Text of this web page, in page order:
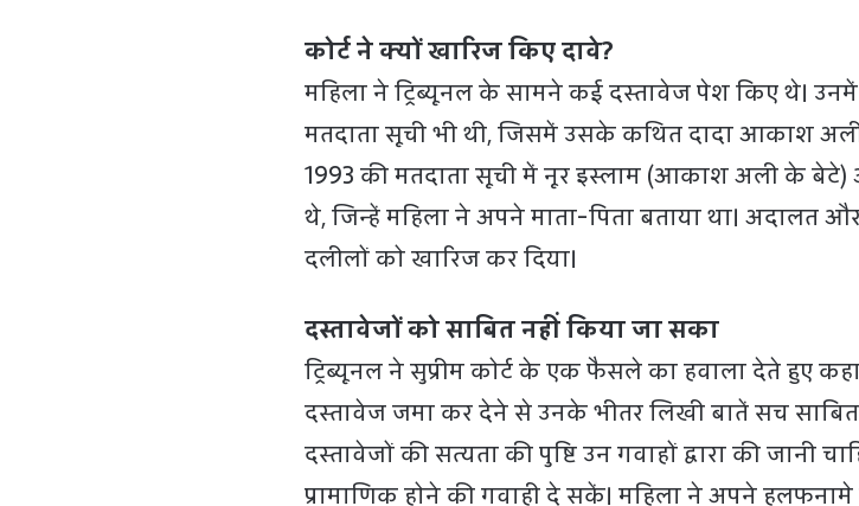
कोर्ट ने क्यों खारिज किए दावे?
महिला ने ट्रिब्यूनल के सामने कई दस्तावेज पेश किए थे।
मतदाता सूची भी थी, जिसमें उसके कथित दादा आकाश
1993 की मतदाता सूची में नूर इस्लाम (आकाश अली के
थे, जिन्हें महिला ने अपने माता-पिता बताया था। अदालत
दलीलों को खारिज कर दिया।
दस्तावेजों को साबित नहीं किया जा सका
ट्रिब्यूनल ने सुप्रीम कोर्ट के एक फैसले का हवाला देते हुए
दस्तावेज जमा कर देने से उनके भीतर लिखी बातें सच साबित
दस्तावेजों की सत्यता की पुष्टि उन गवाहों द्वारा की जानी
प्रामाणिक होने की गवाही दे सकें। महिला ने अपने हलफनामे